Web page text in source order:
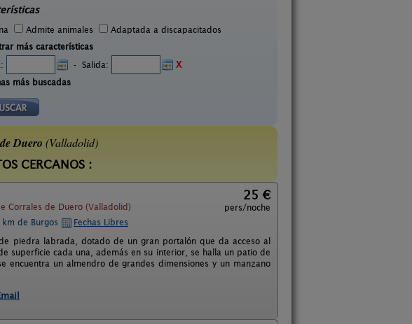
Admite animales
Adaptada a discapacitados
más características
- Salida:
X
más buscadas
Duero (Valladolid)
CERCANOS :
Corrales de Duero (Valladolid)
25 €
pers/noche
de Burgos
Fechas Libres
piedra labrada, dotado de un gran portalón que da acceso al
superficie cada una, además en su interior, se halla un patio de
un almendro de grandes dimensiones y un manzano